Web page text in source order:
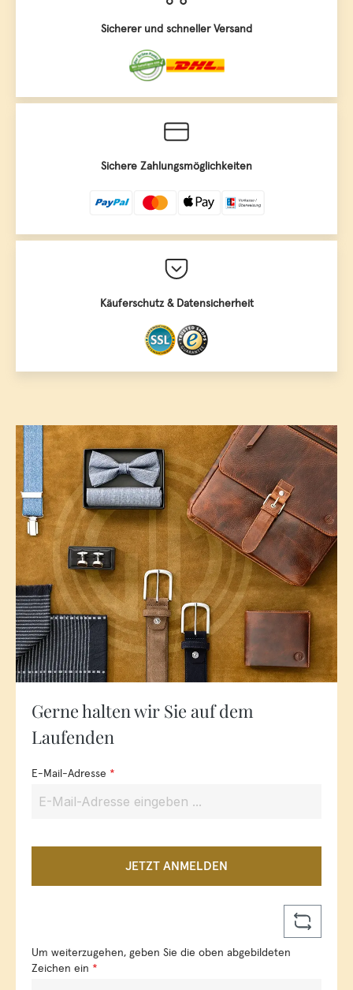
Sicherer und schneller Versand
Sichere Zahlungsmöglichkeiten
Käuferschutz & Datensicherheit
Gerne halten wir Sie auf dem
Laufenden
E-Mail-Adresse *
JETZT ANMELDEN
Um weiterzugehen, geben Sie die oben abgebildeten
Zeichen ein *